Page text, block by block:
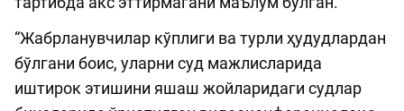
“Жабрланувчилар кўплиги ва турли ҳудудлардан
бўлгани боис, уларни суд мажлисларида
иштирок этишини яшаш жойларидаги судлар